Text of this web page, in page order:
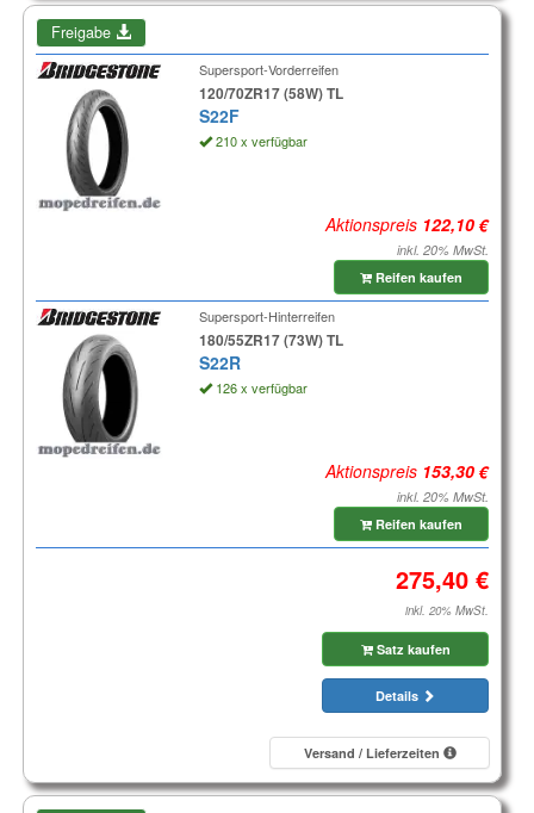
Freigabe
Supersport-Vorderreifen
120/70ZR17 (58W) TL
S22F
210 x verfügbar
Aktionspreis
inkl. 20% MwSt.
Reifen kaufen
Supersport-Hinterreifen
180/55ZR17 (73W) TL
S22R
126 x verfügbar
Aktionspreis
inkl. 20% MwSt.
Reifen kaufen
inkl. 20% MwSt.
Satz kaufen
Details
Versand / Lieferzeiten